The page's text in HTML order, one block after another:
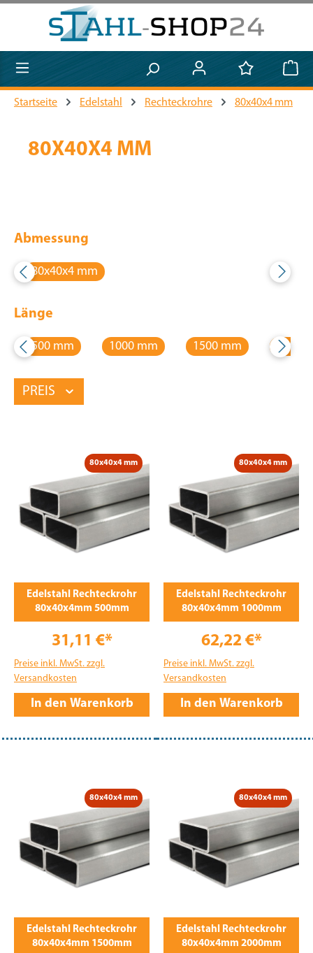
Zum Hauptinhalt springen
Startseite Edelstahl Rechteckrohre 80x40x4 mm
80X40X4 MM
Abmessung
80x40x4 mm
Länge
500 mm 1000 mm 1500 mm 2000
PREIS
80x40x4 mm
Edelstahl Rechteckrohr
80x40x4mm 500mm
31,11 €*
Preise inkl. MwSt. zzgl.
Versandkosten
In den Warenkorb
80x40x4 mm
Edelstahl Rechteckrohr
80x40x4mm 1000mm
62,22 €*
Preise inkl. MwSt. zzgl.
Versandkosten
In den Warenkorb
80x40x4 mm
Edelstahl Rechteckrohr
80x40x4mm 1500mm
80x40x4 mm
Edelstahl Rechteckrohr
80x40x4mm 2000mm